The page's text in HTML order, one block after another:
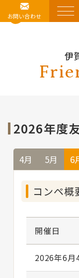
お問い合わせ
伊
2026年度
4月 5月 6
コンペ概
開催日
2026年6月